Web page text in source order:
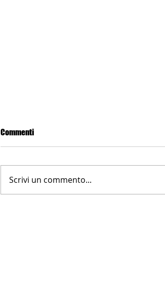
LA NUOVA FARNESINA
Commenti
Scrivi un commento...